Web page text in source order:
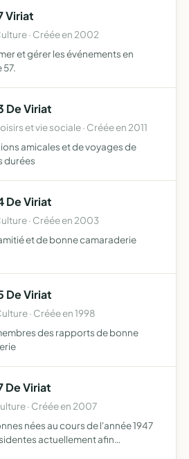
Viriat
· Créée en 2002
et gérer les événements en
De Viriat
et vie sociale · Créée en 2011
amicales et de voyages de
durées
De Viriat
· Créée en 2003
et de bonne camaraderie
De Viriat
· Créée en 1998
des rapports de bonne
De Viriat
· Créée en 2007
nées au cours de l'année 1947
actuellement afin